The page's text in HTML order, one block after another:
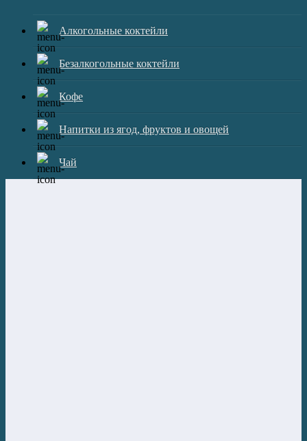
Алкогольные коктейли
Безалкогольные коктейли
Кофе
Напитки из ягод, фруктов и овощей
Чай